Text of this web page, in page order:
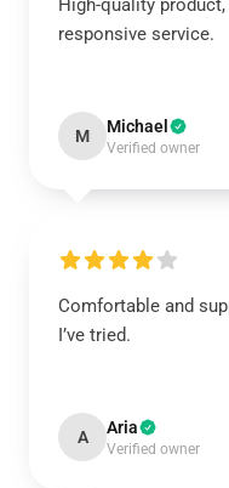
High-quality
responsive service.
M Michael
Verified owner
Comfortable and
I’ve tried.
A Aria
Verified owner